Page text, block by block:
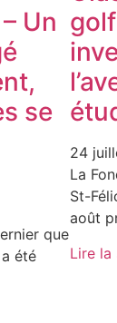
Un
se
que
été
24
La
St-
août
Lire la